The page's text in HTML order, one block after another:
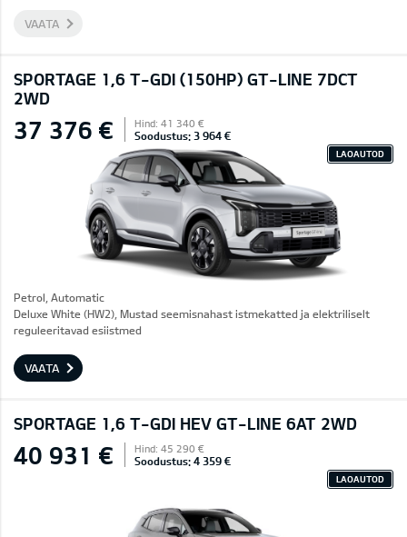
VAATA
SPORTAGE 1,6 T-GDI (150HP) GT-LINE 7DCT
2WD
37 376 € Hind: 41 340 €
Soodustus: 3 964 €
LAOAUTOD
Petrol, Automatic
Deluxe White (HW2), Mustad seemisnahast istmekatted ja elektriliselt
reguleeritavad esiistmed
VAATA
SPORTAGE 1,6 T-GDI HEV GT-LINE 6AT 2WD
40 931 € Hind: 45 290 €
Soodustus: 4 359 €
LAOAUTOD